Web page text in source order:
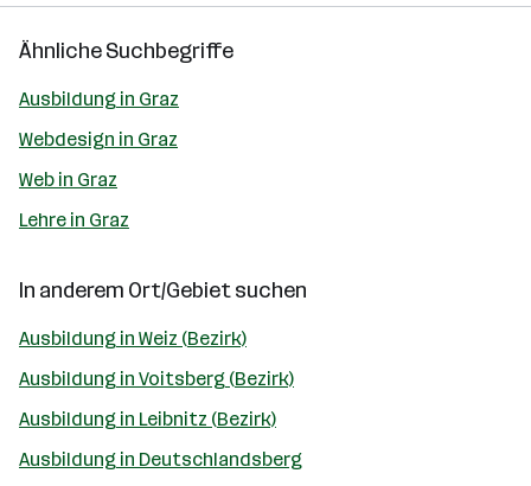
Ähnliche Suchbegriffe
Ausbildung in Graz
Webdesign in Graz
Web in Graz
Lehre in Graz
In anderem Ort/Gebiet suchen
Ausbildung in Weiz (Bezirk)
Ausbildung in Voitsberg (Bezirk)
Ausbildung in Leibnitz (Bezirk)
Ausbildung in Deutschlandsberg